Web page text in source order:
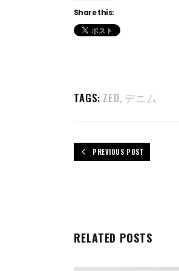
Share this:
TAGS: ZED, デニム
PREVIOUS POST
RELATED POSTS